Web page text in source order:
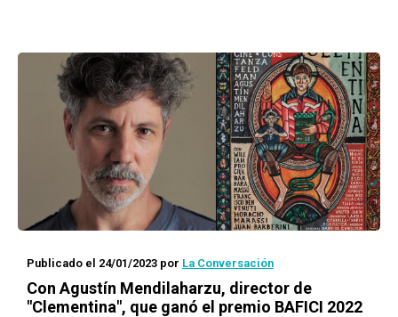
Publicado el 24/01/2023 por La Conversación
Con Agustín Mendilaharzu, director de
"Clementina", que ganó el premio BAFICI 2022